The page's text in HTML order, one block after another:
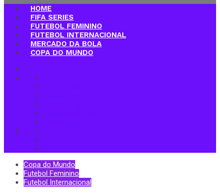
HOME
FIFA SERIES
FUTEBOL FEMININO
FUTEBOL INTERNACIONAL
MERCADO DA BOLA
COPA DO MUNDO
Copa do Mundo
Futebol Feminino
Futebol Internacional